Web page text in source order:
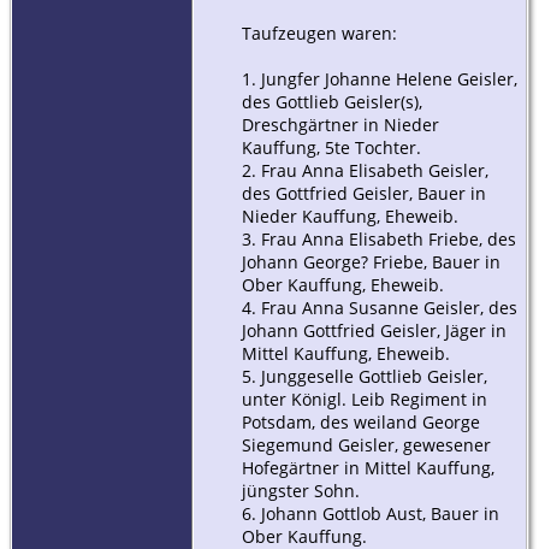
Taufzeugen waren:
1. Jungfer Johanne Helene Geisler,
des Gottlieb Geisler(s),
Dreschgärtner in Nieder
Kauffung, 5te Tochter.
2. Frau Anna Elisabeth Geisler,
des Gottfried Geisler, Bauer in
Nieder Kauffung, Eheweib.
3. Frau Anna Elisabeth Friebe, des
Johann George? Friebe, Bauer in
Ober Kauffung, Eheweib.
4. Frau Anna Susanne Geisler, des
Johann Gottfried Geisler, Jäger in
Mittel Kauffung, Eheweib.
5. Junggeselle Gottlieb Geisler,
unter Königl. Leib Regiment in
Potsdam, des weiland George
Siegemund Geisler, gewesener
Hofegärtner in Mittel Kauffung,
jüngster Sohn.
6. Johann Gottlob Aust, Bauer in
Ober Kauffung.